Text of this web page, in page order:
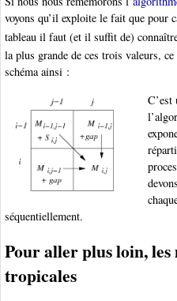
voyons qu’il exploite le fait que pour
tableau il faut (et il suffit de)
la plus grande de ces trois valeurs,
schéma ainsi :
C’est
séquentiellement.
Pour aller plus loin,
tropicales